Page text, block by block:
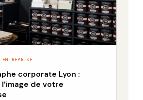
ENTREPRISE
corporate Lyon :
de votre